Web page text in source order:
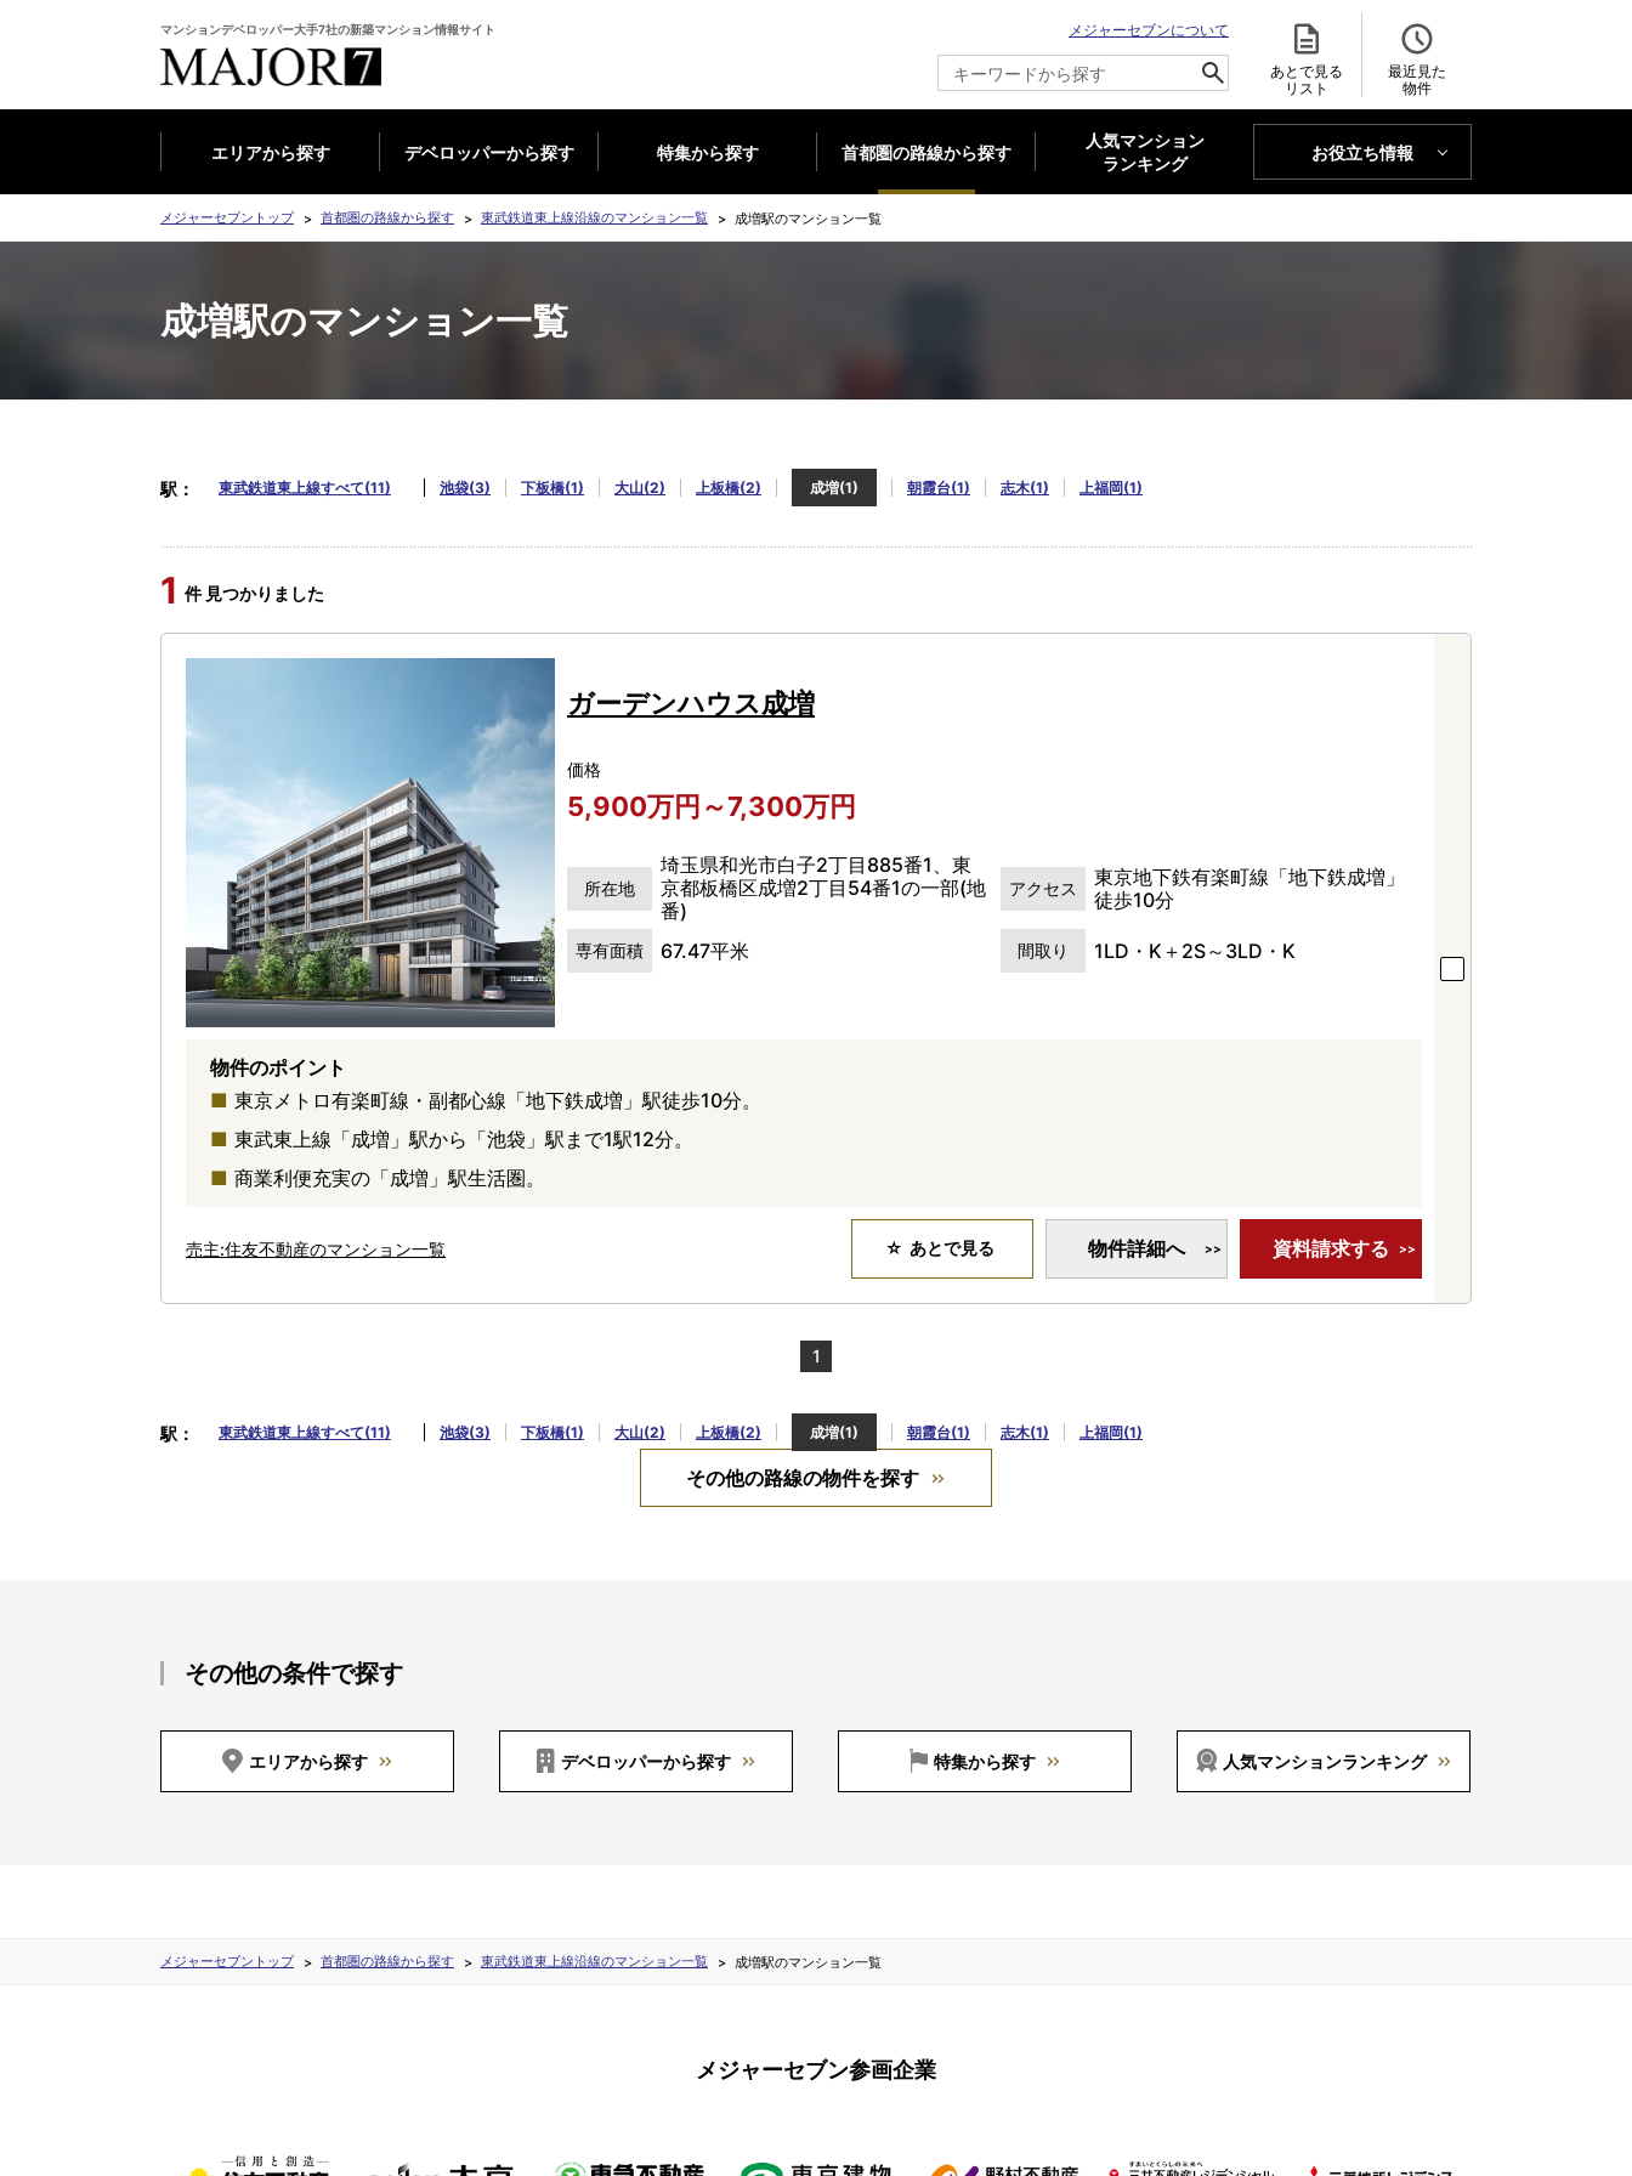
マンションデベロッパー大手7社の新築マンション情報サイト
メジャーセブンについて
あとで見る
リスト
最近見た
物件
エリアから探す デベロッパーから探す 特集から探す 首都圏の路線から探す
人気マンション
ランキング
お役立ち情報
MAJOR'S BLOG
メジャーセブントップ 首都圏の路線から探す 東武鉄道東上線沿線のマンション一覧 成増駅のマンション一覧
成増駅のマンション一覧
駅 東武鉄道東上線すべて(11) 池袋(3) 下板橋(1) 大山(2) 上板橋(2) 成増(1) 朝霞台(1) 志木(1) 上福岡(1)
1 件 見つかりました
ガーデンハウス成増
価格
5,900万円～7,300万円
所在地
埼玉県和光市白子2丁目885番1、東
京都板橋区成増2丁目54番1の一部(地
番)
アクセス
東京地下鉄有楽町線「地下鉄成増」
徒歩10分
専有面積 67.47平米 間取り 1LD・K＋2S～3LD・K
物件のポイント
東京メトロ有楽町線・副都心線「地下鉄成増」駅徒歩10分。
東武東上線「成増」駅から「池袋」駅まで1駅12分。
商業利便充実の「成増」駅生活圏。
売主:住友不動産のマンション一覧 あとで見る 物件詳細へ 資料請求する
1
駅 東武鉄道東上線すべて(11) 池袋(3) 下板橋(1) 大山(2) 上板橋(2) 成増(1) 朝霞台(1) 志木(1) 上福岡(1)
その他の路線の物件を探す
その他の条件で探す
エリアから探す デベロッパーから探す 特集から探す 人気マンションランキング
メジャーセブントップ 首都圏の路線から探す 東武鉄道東上線沿線のマンション一覧 成増駅のマンション一覧
メジャーセブン参画企業